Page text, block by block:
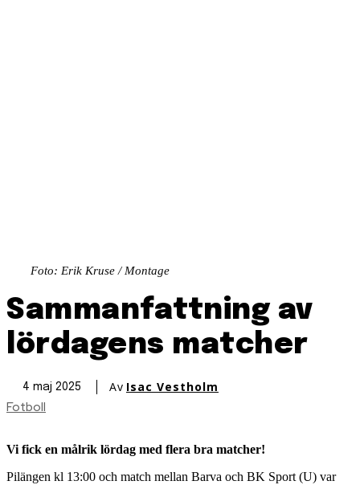
Foto: Erik Kruse / Montage
Sammanfattning av
lördagens matcher
4 maj 2025 Av Isac Vestholm
Fotboll
Vi fick en målrik lördag med flera bra matcher!
Pilängen kl 13:00 och match mellan Barva och BK Sport (U) var